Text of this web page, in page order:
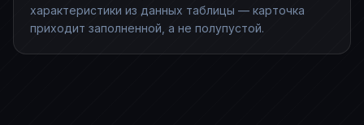
характеристики из данных таблицы — карточка
приходит заполненной, а не полупустой.